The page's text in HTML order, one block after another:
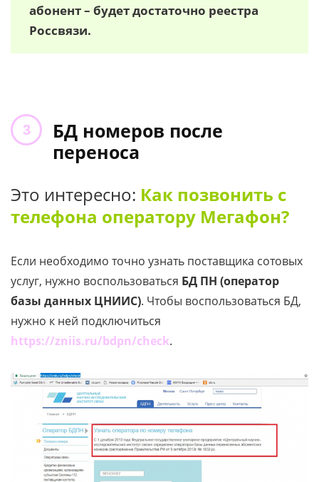
абонент – будет достаточно реестра
Россвязи.
БД номеров после
переноса
Это интересно: Как позвонить с
телефона оператору Мегафон?
Если необходимо точно узнать поставщика сотовых
услуг, нужно воспользоваться БД ПН (оператор
базы данных ЦНИИС). Чтобы воспользоваться БД,
нужно к ней подключиться
https://zniis.ru/bdpn/check.